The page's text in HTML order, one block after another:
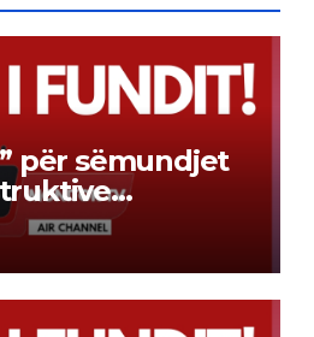
për sëmundjet
do të mund
shtesë